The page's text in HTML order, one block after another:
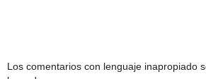
Los comentarios con lenguaje inapropiado